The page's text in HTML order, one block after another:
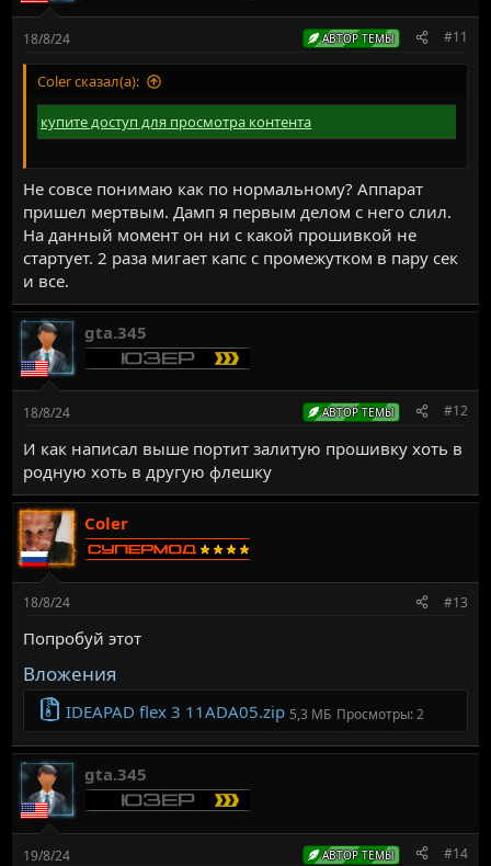
18/8/24 АВТОР ТЕМЫ #11
Coler сказал(а):
купите доступ для просмотра контента
Не совсе понимаю как по нормальному? Аппарат
пришел мертвым. Дамп я первым делом с него слил.
На данный момент он ни с какой прошивкой не
стартует. 2 раза мигает капс с промежутком в пару сек
и все.
gta.345
18/8/24 АВТОР ТЕМЫ #12
И как написал выше портит залитую прошивку хоть в
родную хоть в другую флешку
Coler
18/8/24 #13
Попробуй этот
Вложения
IDEAPAD flex 3 11ADA05.zip 5,3 МБ Просмотры: 2
gta.345
19/8/24 АВТОР ТЕМЫ #14